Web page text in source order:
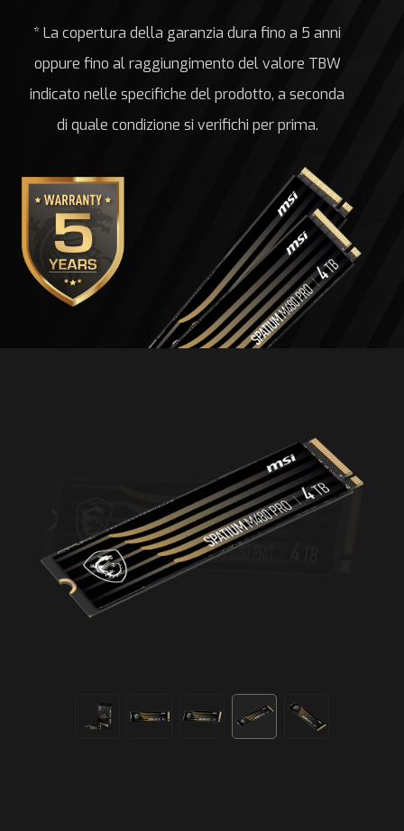
* La copertura della garanzia dura fino a 5 anni
oppure fino al raggiungimento del valore TBW
indicato nelle specifiche del prodotto, a seconda
di quale condizione si verifichi per prima.